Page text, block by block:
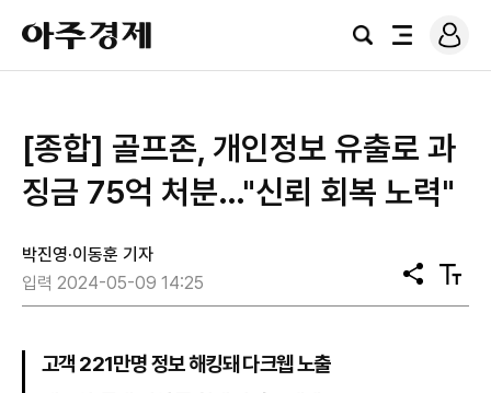
아
주
경
검
전
로
그
[종합] 골프존, 개인정보 유출로 과
징금 75억 처분…"신뢰 회복 노력"
박진영·이동훈 기자
입력 2024-05-09 14:25
공
유
텍
스
고객 221만명 정보 해킹돼 다크웹 노출